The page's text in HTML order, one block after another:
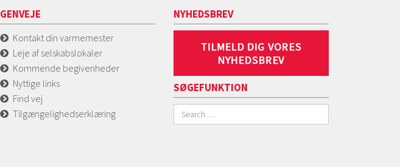
GENVEJE
Kontakt din varmemester
Leje af selskabslokaler
Kommende begivenheder
Nyttige links
Find vej
Tilgængelighedserklæring
NYHEDSBREV
SØGEFUNKTION